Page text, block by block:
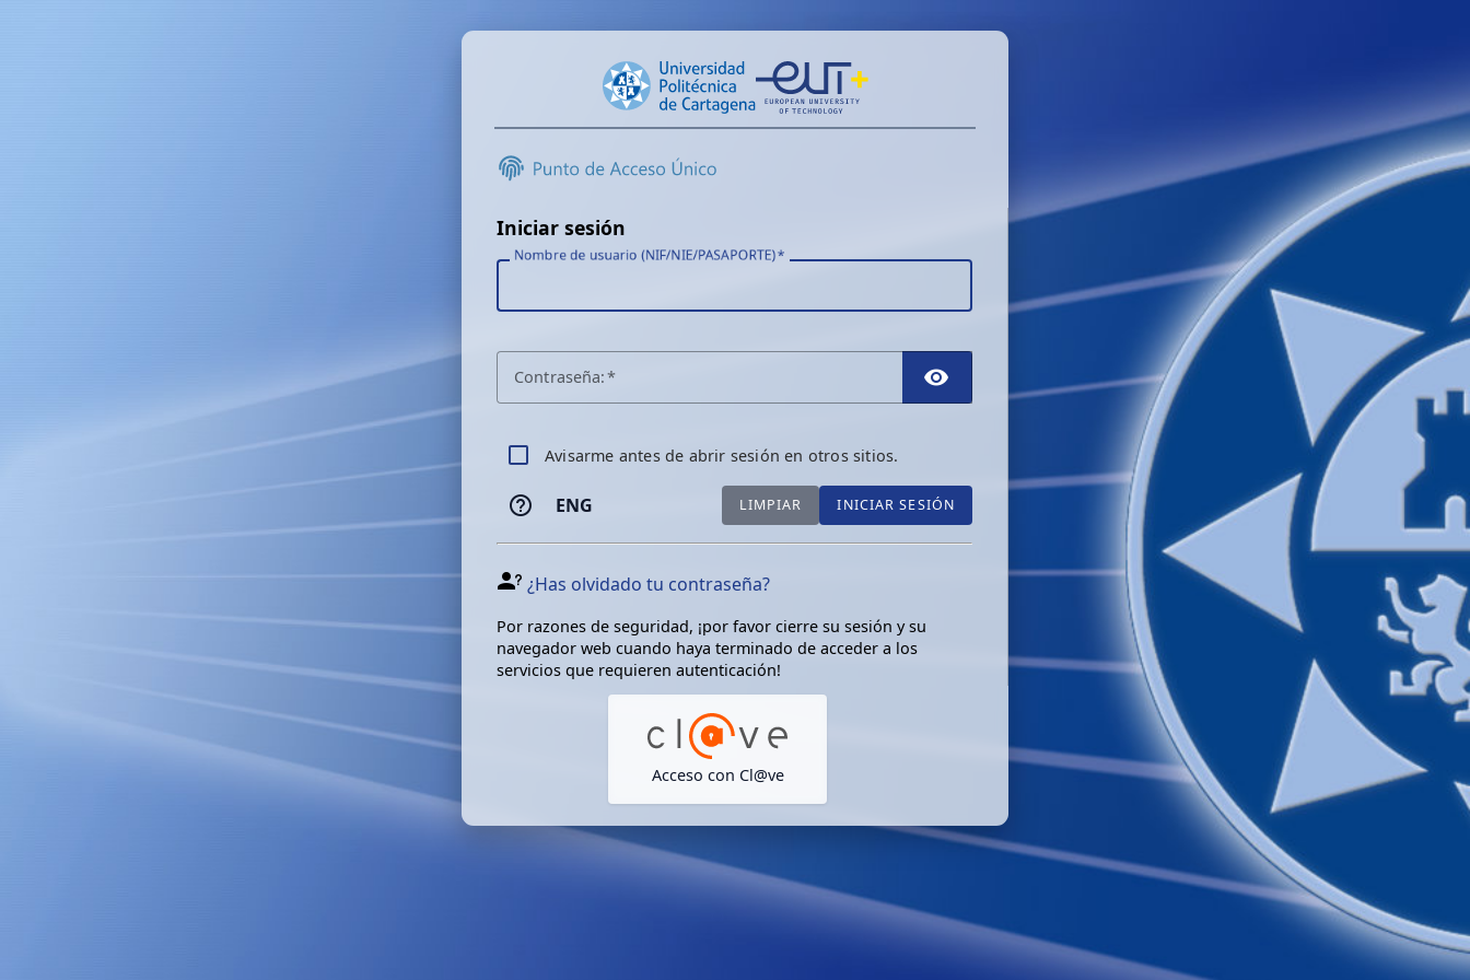
Iniciar sesión
Nombre de usuario (NIF/NIE/PASAPORTE)
Contraseña: TOGGLE PASSWORD
Avisarme antes de abrir sesión en otros sitios.
ENG LIMPIAR INICIAR SESIÓN
¿Has olvidado tu contraseña?
Por razones de seguridad, ¡por favor cierre su sesión y su
navegador web cuando haya terminado de acceder a los
servicios que requieren autenticación!